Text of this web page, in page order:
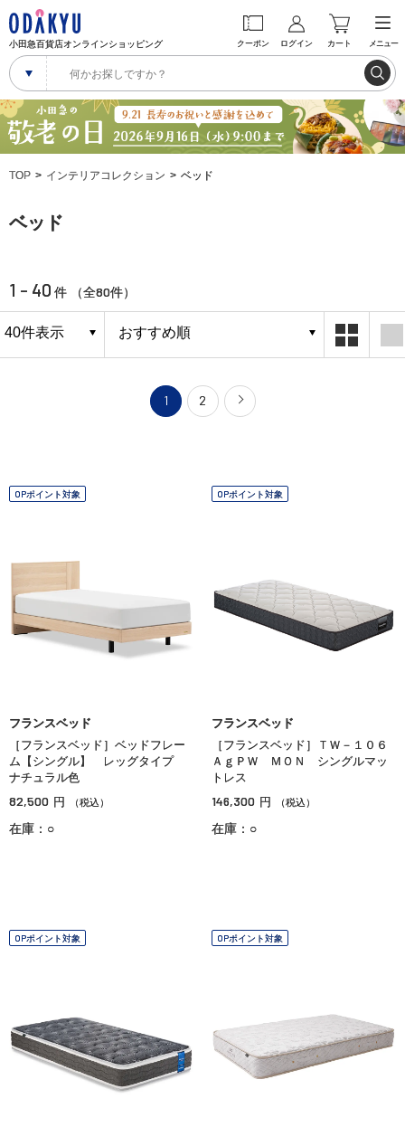
小田急百貨店オンラインショッピング クーポン ログイン カート メニュー
TOP インテリアコレクション ベッド
ベッド
1 - 40 件 （全80件）
1 2
OPポイント対象
フランスベッド
［フランスベッド］ベッドフレー
ム【シングル】 レッグタイプ
ナチュラル色
82,500 円 （税込）
在庫：○
OPポイント対象
フランスベッド
［フランスベッド］ＴＷ－１０６
ＡｇＰＷ ＭＯＮ シングルマッ
トレス
146,300 円 （税込）
在庫：○
OPポイント対象 OPポイント対象